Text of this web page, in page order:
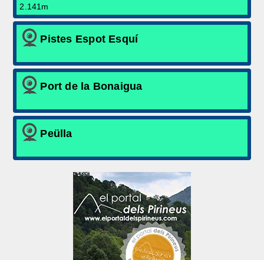
2.141m
Pistes Espot Esquí
Port de la Bonaigua
Peülla